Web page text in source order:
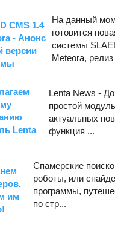
CMS 1.4
- Анонс
версии
На данный
готовится
системы
Meteora, релиз
Lenta
Lenta News -
простой
актуальных
функция ...
им
Спамерские
роботы, или
программы,
по стр...